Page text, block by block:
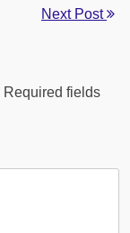
Next Post
Required fields